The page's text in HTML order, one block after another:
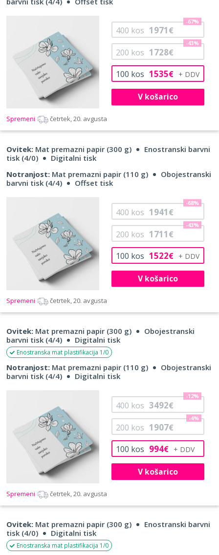
100 kos 1535€
200 kos 1728€
-43%
400 kos 1971€
-67%
V košarico
Spremeni četrtek, 20. avgusta
Ovitek: Mat premazni papir (300 g)
Enostranski barvni
tisk (4/0)
Digitalni tisk
Notranjost: Mat premazni papir (110 g)
Obojestranski
barvni tisk (4/4)
Offset tisk
100 kos 1522€
200 kos 1711€
-43%
400 kos 1941€
-68%
V košarico
Spremeni četrtek, 20. avgusta
Ovitek: Mat premazni papir (300 g)
Obojestranski
barvni tisk (4/4)
Digitalni tisk
Enostranska mat plastifikacija 1/0
Notranjost: Mat premazni papir (110 g)
Obojestranski
barvni tisk (4/4)
Digitalni tisk
100 kos 994€
200 kos 1907€
-4%
400 kos 3492€
-12%
V košarico
Spremeni četrtek, 20. avgusta
Ovitek: Mat premazni papir (300 g)
Enostranski barvni
tisk (4/0)
Digitalni tisk
Enostranska mat plastifikacija 1/0